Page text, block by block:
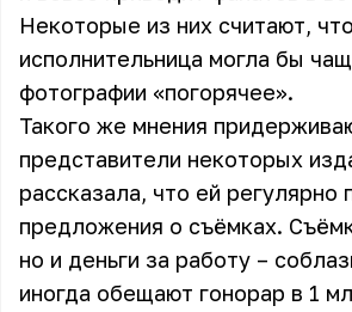
Некоторые из них считают, что
исполнительница могла бы
фотографии «погорячее».
Такого же мнения
представители некоторых
рассказала, что ей регулярно
предложения о съёмках.
но и деньги за работу –
иногда обещают гонорар в 1